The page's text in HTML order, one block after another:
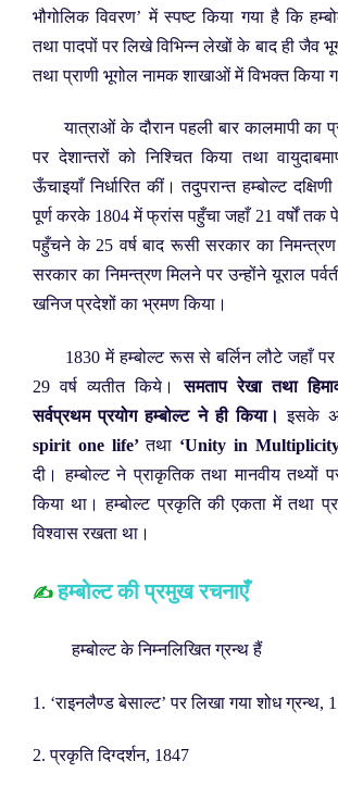
भौगोलिक विवरण’ में स्पष्ट किया गया है कि
तथा पादपों पर लिखे विभिन्न लेखों के बाद ही जैव
तथा प्राणी भूगोल नामक शाखाओं में विभक्त किया
यात्राओं के दौरान पहली बार कालमापी का
पर देशान्तरों को निश्चित किया तथा
ऊँचाइयाँ निर्धारित कीं। तदुपरान्त हम्बोल्ट
पूर्ण करके 1804 में फ्रांस पहुँचा जहाँ 21 वर्षों तक
पहुँचने के 25 वर्ष बाद रूसी सरकार का
सरकार का निमन्त्रण मिलने पर उन्होंने यूराल
खनिज प्रदेशों का भ्रमण किया।
1830 में हम्बोल्ट रूस से बर्लिन लौटे जहाँ
29 वर्ष व्यतीत किये।समताप रेखा तथा
सर्वप्रथम प्रयोग हम्बोल्ट ने ही किया। इसके
spirit one life’तथा ‘Unity in
दी। हम्बोल्ट ने प्राकृतिक तथा मानवीय तथ्यों
किया था। हम्बोल्ट प्रकृति की एकता में तथा
विश्वास रखता था।
✍️हम्बोल्ट की प्रमुख रचनाएँ
हम्बोल्ट के निम्नलिखित ग्रन्थ हैं
1. ‘राइनलैण्ड बेसाल्ट’ पर लिखा गया शोध ग्रन्थ,
2. प्रकृति दिग्दर्शन, 1847